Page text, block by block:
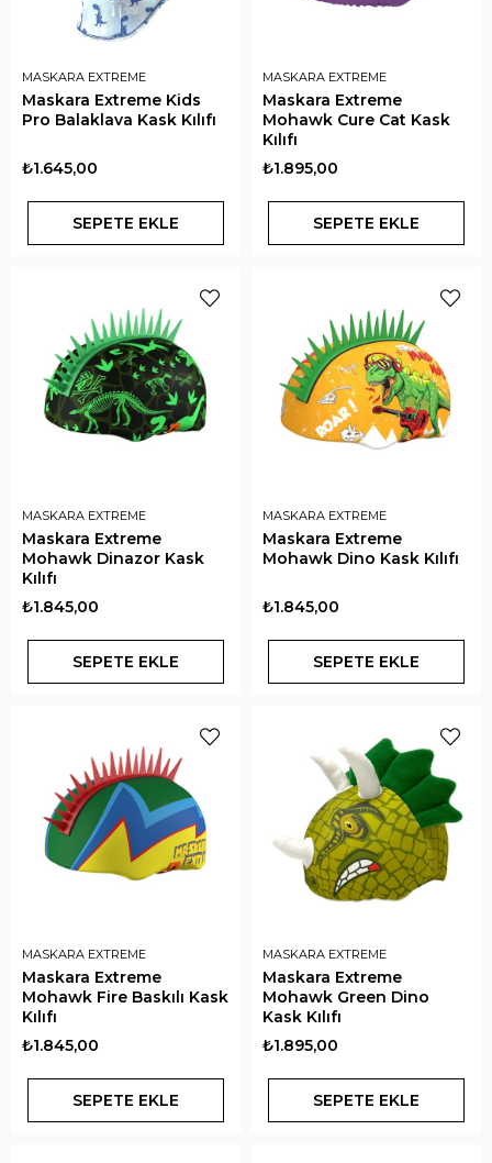
MASKARA EXTREME
Maskara Extreme Kids
Pro Balaklava Kask Kılıfı
₺1.645,00
SEPETE EKLE
MASKARA EXTREME
Maskara Extreme
Mohawk Cure Cat Kask
Kılıfı
₺1.895,00
SEPETE EKLE
MASKARA EXTREME
Maskara Extreme
Mohawk Dinazor Kask
Kılıfı
₺1.845,00
SEPETE EKLE
MASKARA EXTREME
Maskara Extreme
Mohawk Dino Kask Kılıfı
₺1.845,00
SEPETE EKLE
MASKARA EXTREME
Maskara Extreme
Mohawk Fire Baskılı Kask
Kılıfı
₺1.845,00
SEPETE EKLE
MASKARA EXTREME
Maskara Extreme
Mohawk Green Dino
Kask Kılıfı
₺1.895,00
SEPETE EKLE